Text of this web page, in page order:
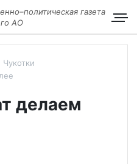
газета
АО
Чукотки
делаем